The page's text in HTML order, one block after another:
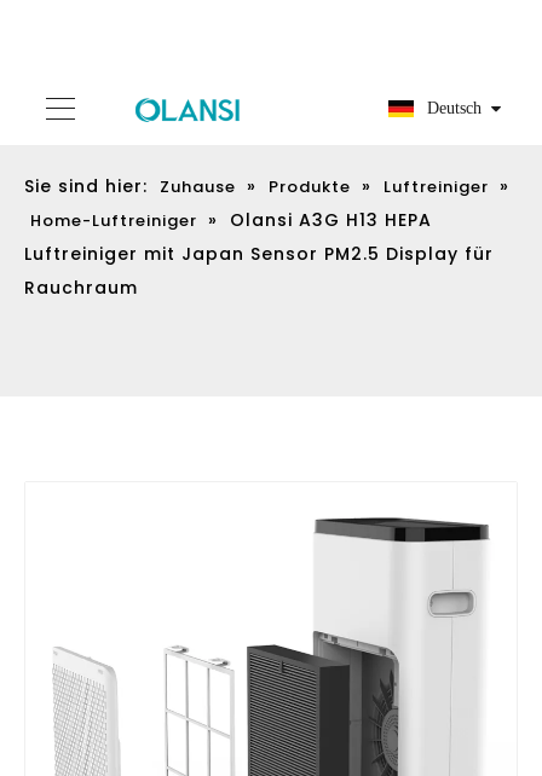
Deutsch
Sie sind hier: Zuhause » Produkte » Luftreiniger »
Home-Luftreiniger »
Olansi A3G H13 HEPA
Luftreiniger mit Japan Sensor PM2.5 Display für
Rauchraum